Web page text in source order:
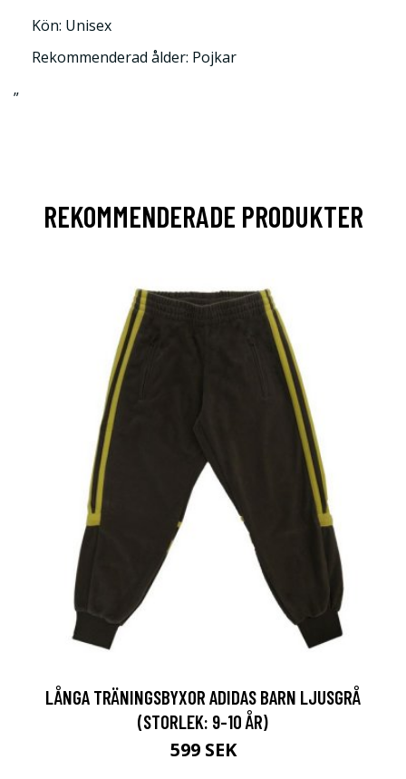
Kön: Unisex
Rekommenderad ålder: Pojkar
”
REKOMMENDERADE PRODUKTER
LÅNGA TRÄNINGSBYXOR ADIDAS BARN LJUSGRÅ
(STORLEK: 9-10 ÅR)
599 SEK